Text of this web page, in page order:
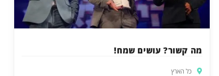
מה קשור? עושים שמח!
כל הארץ